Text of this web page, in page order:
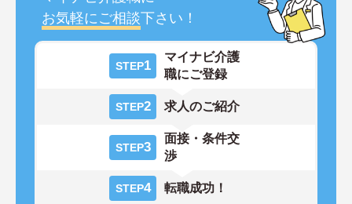
お気軽にご相談下さい！
STEP1
マイナビ介護
職にご登録
STEP2 求人のご紹介
STEP3
面接・条件交
渉
STEP4 転職成功！